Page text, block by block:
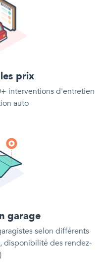
prix
interventions d'entretien
auto
garage
selon différents
disponibilité des rendez-